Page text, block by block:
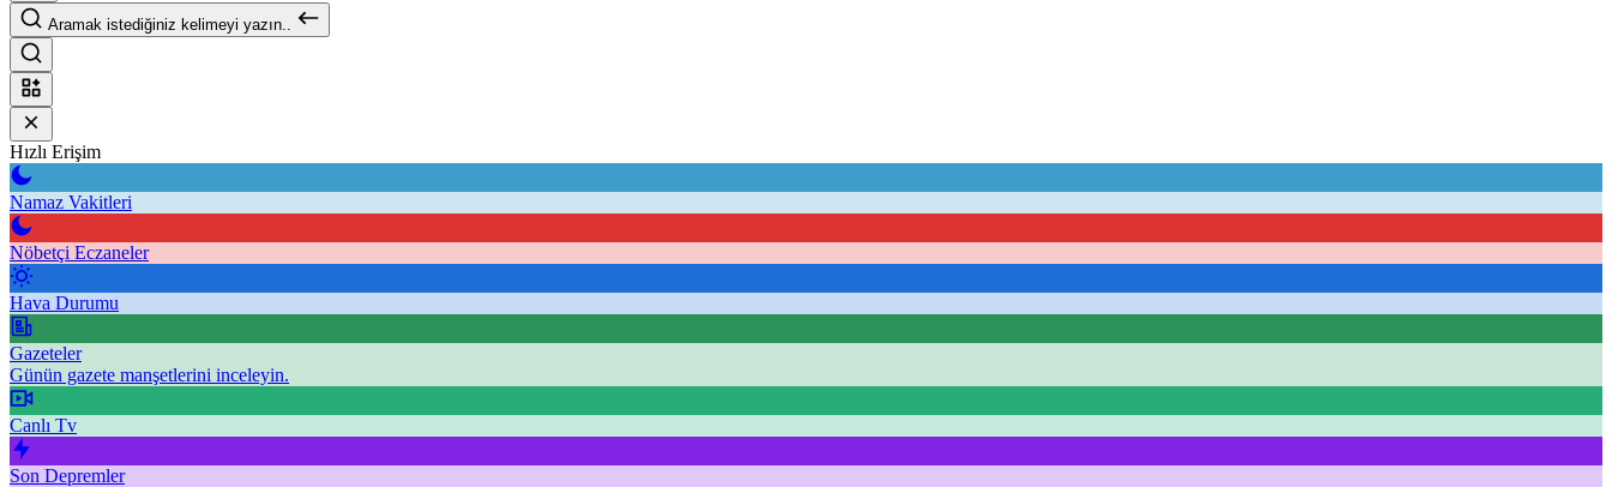
Aramak istediğiniz kelimeyi yazın..
Hızlı Erişim
Namaz Vakitleri
Nöbetçi Eczaneler
Hava Durumu
Gazeteler
Günün gazete manşetlerini inceleyin.
Canlı Tv
Son Depremler